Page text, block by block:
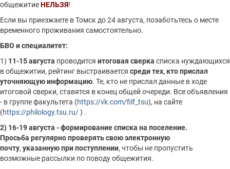
общежитиеНЕЛЬЗЯ!
Если вы приезжаете в Томск до 24 августа, позаботьтесь о месте
временного проживания самостоятельно.
БВО и специалитет:
1) 11-15 августа проводится итоговая сверка списка нуждающихся
в общежитии, рейтинг выстраивается среди тех, кто прислал
уточняющую информацию. Те, кто не прислал данные в ходе
итоговой сверки, ставятся в конец общей очереди. Все объявления
- в группе факультета (https://vk.com/filf_tsu), на сайте
(https://philology.tsu.ru/) .
2) 16-19 августа - формирование списка на поселение.
Просьба регулярно проверять свою электронную
почту, указанную при поступлении, чтобы не пропустить
возможные рассылки по поводу общежития.